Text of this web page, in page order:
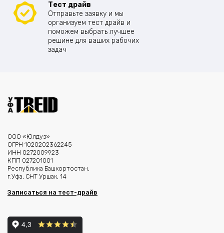
Тест драйв
Отправьте заявку и мы
организуем тест драйв и
поможем выбрать лучшее
решине для ваших рабочих
задач
ООО «Юлдуз»
ОГРН 1020202362245
ИНН 0272009923
КПП 027201001
Республика Башкортостан,
г.Уфа, СНТ Уршак, 14
Записаться на тест-драйв